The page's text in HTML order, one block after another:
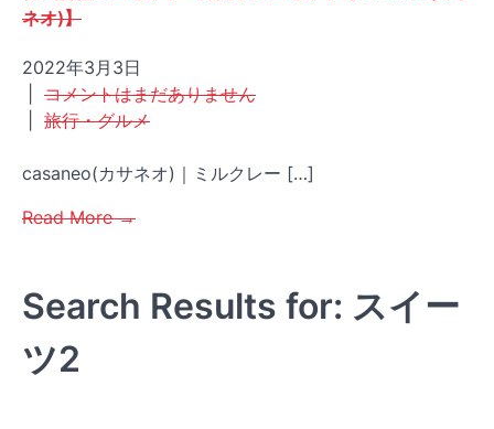
ネオ)】
2022年3月3日
コメントはまだありません
旅行・グルメ
casaneo(カサネオ)｜ミルクレー […]
Read More →
Search Results for: スイー
ツ2